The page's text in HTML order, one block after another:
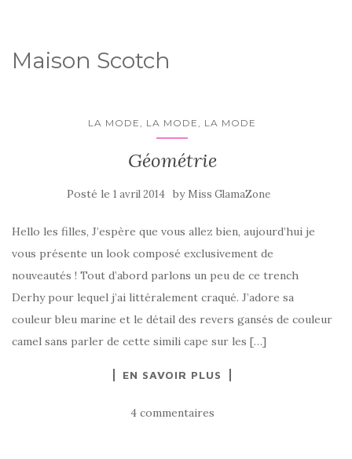
Maison Scotch
LA MODE, LA MODE, LA MODE
Géométrie
Posté le 1 avril 2014 by Miss GlamaZone
Hello les filles, J’espère que vous allez bien, aujourd’hui je
vous présente un look composé exclusivement de
nouveautés ! Tout d’abord parlons un peu de ce trench
Derhy pour lequel j’ai littéralement craqué. J’adore sa
couleur bleu marine et le détail des revers gansés de couleur
camel sans parler de cette simili cape sur les […]
EN SAVOIR PLUS
4 commentaires